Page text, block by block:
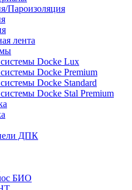
Пароизоляция
лента
Docke Lux
Docke Premium
Docke Standard
Docke Stal Premium
ДПК
БИО